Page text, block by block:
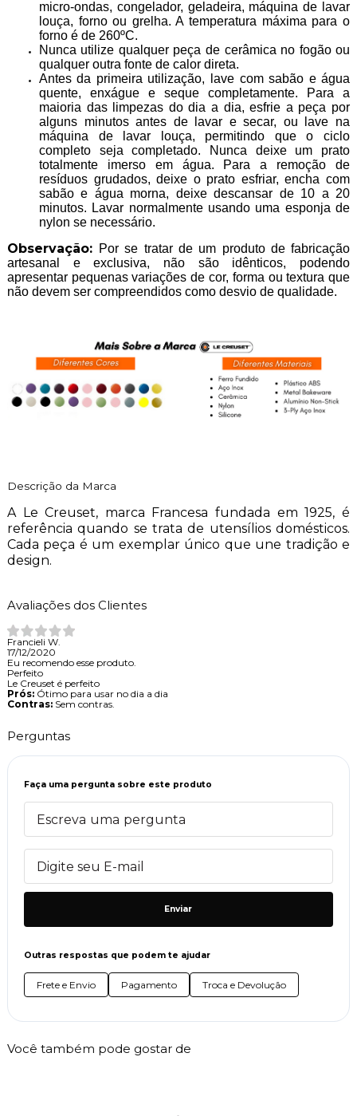
micro-ondas, congelador, geladeira, máquina de lavar
louça, forno ou grelha. A temperatura máxima para o
forno é de 260ºC.
Nunca utilize qualquer peça de cerâmica no fogão ou
qualquer outra fonte de calor direta.
Antes da primeira utilização, lave com sabão e água
quente, enxágue e seque completamente. Para a
maioria das limpezas do dia a dia, esfrie a peça por
alguns minutos antes de lavar e secar, ou lave na
máquina de lavar louça, permitindo que o ciclo
completo seja completado. Nunca deixe um prato
totalmente imerso em água. Para a remoção de
resíduos grudados, deixe o prato esfriar, encha com
sabão e água morna, deixe descansar de 10 a 20
minutos. Lavar normalmente usando uma esponja de
nylon se necessário.
Observação: Por se tratar de um produto de fabricação
artesanal e exclusiva, não são idênticos, podendo
apresentar pequenas variações de cor, forma ou textura que
não devem ser compreendidos como desvio de qualidade.
Descrição da Marca
A Le Creuset, marca Francesa fundada em 1925, é
referência quando se trata de utensílios domésticos.
Cada peça é um exemplar único que une tradição e
design.
Avaliações dos Clientes
Francieli W.
17/12/2020
Eu recomendo esse produto.
Perfeito
Le Creuset é perfeito
Prós: Ótimo para usar no dia a dia
Contras: Sem contras.
Perguntas
Faça uma pergunta sobre este produto
Enviar
Outras respostas que podem te ajudar
Frete e Envio Pagamento Troca e Devolução
Você também pode gostar de